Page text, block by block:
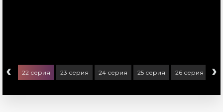
‹ 22 серия 23 серия 24 серия 25 серия 26 серия 27
›